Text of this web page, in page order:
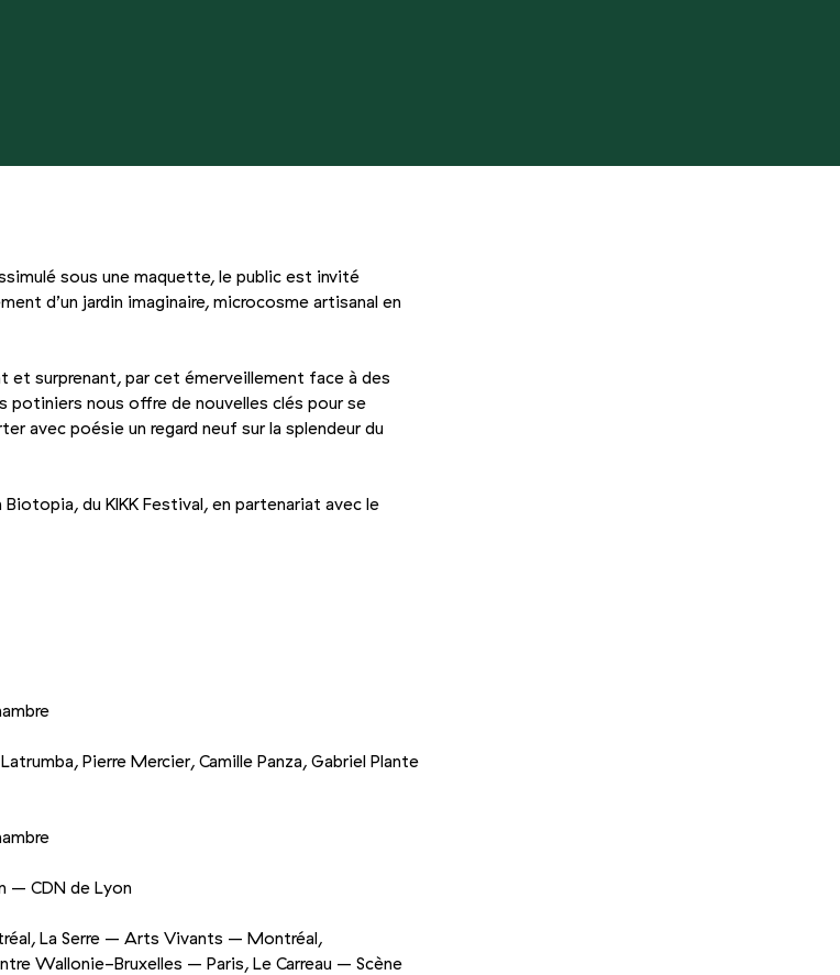
sous une maquette, le public est invité
d’un jardin imaginaire, microcosme artisanal en
et surprenant, par cet émerveillement face à des
potiniers nous offre de nouvelles clés pour se
avec poésie un regard neuf sur la splendeur du
Biotopia, du KIKK Festival, en partenariat avec le
Pierre Mercier, Camille Panza, Gabriel Plante
– CDN de Lyon
La Serre – Arts Vivants – Montréal,
Wallonie-Bruxelles – Paris, Le Carreau – Scène